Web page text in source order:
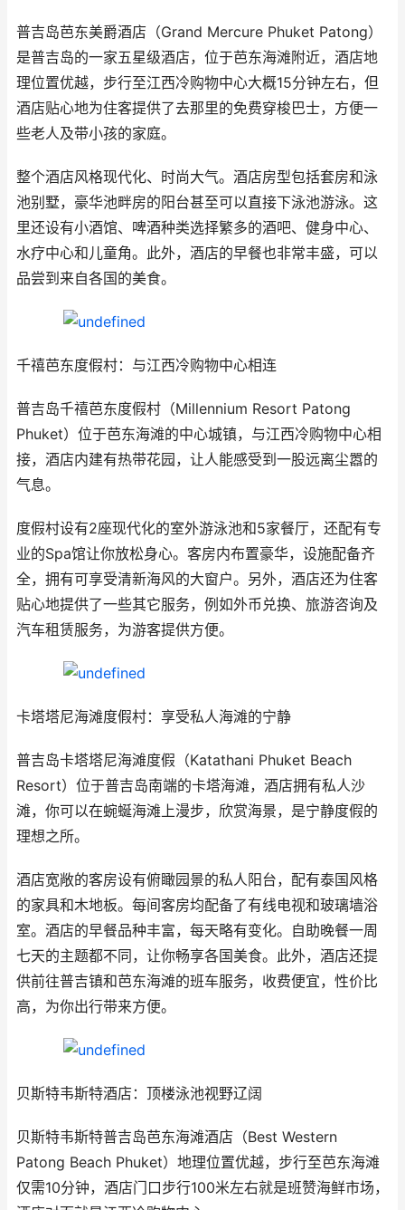
普吉岛芭东美爵酒店（Grand Mercure Phuket Patong）
是普吉岛的一家五星级酒店，位于芭东海滩附近，酒店地
理位置优越，步行至江西冷购物中心大概15分钟左右，但
酒店贴心地为住客提供了去那里的免费穿梭巴士，方便一
些老人及带小孩的家庭。
整个酒店风格现代化、时尚大气。酒店房型包括套房和泳
池别墅，豪华池畔房的阳台甚至可以直接下泳池游泳。这
里还设有小酒馆、啤酒种类选择繁多的酒吧、健身中心、
水疗中心和儿童角。此外，酒店的早餐也非常丰盛，可以
品尝到来自各国的美食。
千禧芭东度假村：与江西冷购物中心相连
普吉岛千禧芭东度假村（Millennium Resort Patong
Phuket）位于芭东海滩的中心城镇，与江西冷购物中心相
接，酒店内建有热带花园，让人能感受到一股远离尘嚣的
气息。
度假村设有2座现代化的室外游泳池和5家餐厅，还配有专
业的Spa馆让你放松身心。客房内布置豪华，设施配备齐
全，拥有可享受清新海风的大窗户。另外，酒店还为住客
贴心地提供了一些其它服务，例如外币兑换、旅游咨询及
汽车租赁服务，为游客提供方便。
卡塔塔尼海滩度假村：享受私人海滩的宁静
普吉岛卡塔塔尼海滩度假（Katathani Phuket Beach
Resort）位于普吉岛南端的卡塔海滩，酒店拥有私人沙
滩，你可以在蜿蜒海滩上漫步，欣赏海景，是宁静度假的
理想之所。
酒店宽敞的客房设有俯瞰园景的私人阳台，配有泰国风格
的家具和木地板。每间客房均配备了有线电视和玻璃墙浴
室。酒店的早餐品种丰富，每天略有变化。自助晚餐一周
七天的主题都不同，让你畅享各国美食。此外，酒店还提
供前往普吉镇和芭东海滩的班车服务，收费便宜，性价比
高，为你出行带来方便。
贝斯特韦斯特酒店：顶楼泳池视野辽阔
贝斯特韦斯特普吉岛芭东海滩酒店（Best Western
Patong Beach Phuket）地理位置优越，步行至芭东海滩
仅需10分钟，酒店门口步行100米左右就是班赞海鲜市场，